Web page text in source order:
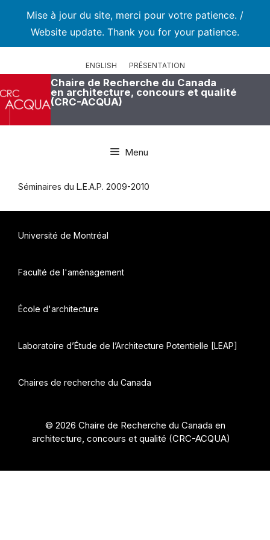
Mise à jour du site, merci pour votre patience. /
Website update. Thank you for your patience.
ENGLISH PRÉSENTATION
Chaire de Recherche du Canada
en architecture, concours et qualité
(CRC-ACQUA)
Menu
Séminaires du L.E.A.P. 2009-2010
Université de Montréal
Faculté de l'aménagement
École d'architecture
Laboratoire d’Étude de l’Architecture Potentielle [LEAP]
Chaires de recherche du Canada
© 2026 Chaire de Recherche du Canada en
architecture, concours et qualité (CRC-ACQUA)